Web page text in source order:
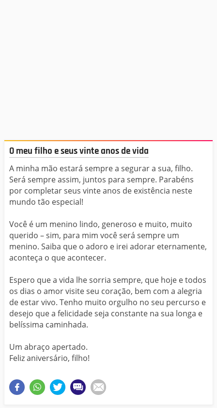
O meu filho e seus vinte anos de vida
A minha mão estará sempre a segurar a sua, filho.
Será sempre assim, juntos para sempre. Parabéns
por completar seus vinte anos de existência neste
mundo tão especial!
Você é um menino lindo, generoso e muito, muito
querido – sim, para mim você será sempre um
menino. Saiba que o adoro e irei adorar eternamente,
aconteça o que acontecer.
Espero que a vida lhe sorria sempre, que hoje e todos
os dias o amor visite seu coração, bem com a alegria
de estar vivo. Tenho muito orgulho no seu percurso e
desejo que a felicidade seja constante na sua longa e
belíssima caminhada.
Um abraço apertado.
Feliz aniversário, filho!